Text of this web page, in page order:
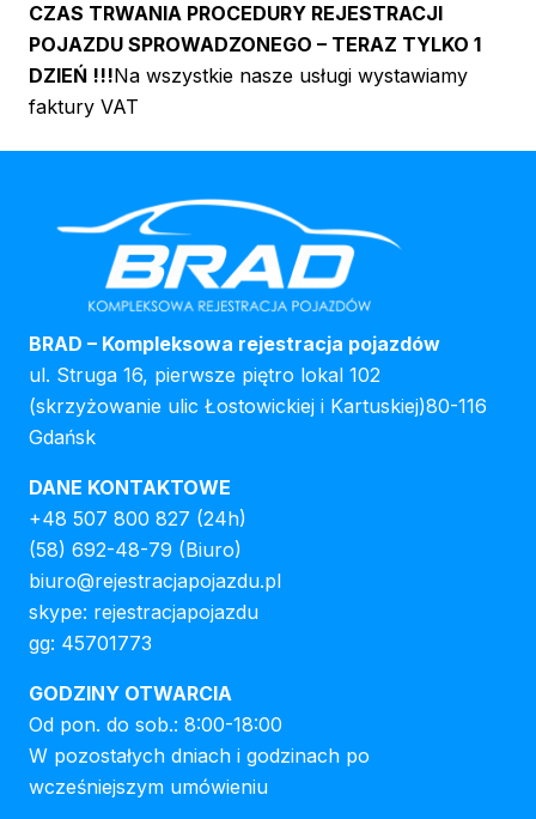
CZAS TRWANIA PROCEDURY REJESTRACJI
POJAZDU SPROWADZONEGO – TERAZ TYLKO 1
DZIEŃ !!!Na wszystkie nasze usługi wystawiamy
faktury VAT
BRAD – Kompleksowa rejestracja pojazdów
ul. Struga 16, pierwsze piętro lokal 102
(skrzyżowanie ulic Łostowickiej i Kartuskiej)80-116
Gdańsk
DANE KONTAKTOWE
+48 507 800 827 (24h)
(58) 692-48-79 (Biuro)
biuro@rejestracjapojazdu.pl
skype: rejestracjapojazdu
gg: 45701773
GODZINY OTWARCIA
Od pon. do sob.: 8:00-18:00
W pozostałych dniach i godzinach po
wcześniejszym umówieniu